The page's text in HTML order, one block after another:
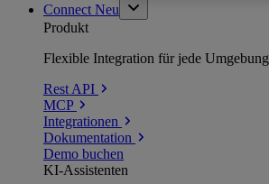
Connect Neu
Produkt
Flexible Integration für jede Umgebung
Rest API
MCP
Integrationen
Dokumentation
Demo buchen
KI-Assistenten